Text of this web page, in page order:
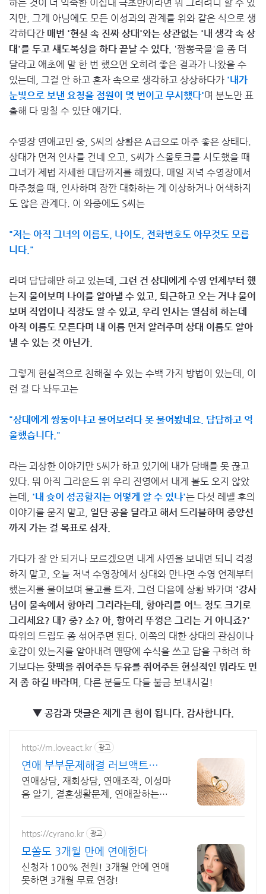
하는 것이 더 익숙한 이십대 극초반이라면 뭐 그러려니 할 수 있
지만, 그게 아님에도 모든 이성과의 관계를 위와 같은 식으로 생
각하다간 매번 '현실 속 진짜 상대'와는 상관없는 '내 생각 속 상
대'를 두고 섀도복싱을 하다 끝날 수 있다. '짬뽕국물'을 좀 더
달라고 애초에 말 한 번 했으면 오히려 좋은 결과가 나왔을 수
있는데, 그걸 안 하고 혼자 속으로 생각하고 상상하다가 '내가
눈빛으로 보낸 요청을 점원이 몇 번이고 무시했다'며 분노만 표
출해 다 망칠 수 있단 얘기다.
수영장 연애고민 중, S씨의 상황은 A급으로 아주 좋은 상태다.
상대가 먼저 인사를 건네 오고, S씨가 스몰토크를 시도했을 때
그녀가 제법 자세한 대답까지를 해줬다. 매일 저녁 수영장에서
마주쳤을 때, 인사하며 잠깐 대화하는 게 이상하거나 어색하지
도 않은 관계다. 이 와중에도 S씨는
"저는 아직 그녀의 이름도, 나이도, 전화번호도 아무것도 모릅
니다."
라며 답답해만 하고 있는데, 그런 건 상대에게 수영 언제부터 했
는지 물어보며 나이를 알아낼 수 있고, 퇴근하고 오는 거냐 물어
보며 직업이나 직장도 알 수 있고, 우리 인사는 열심히 하는데
아직 이름도 모른다며 내 이름 먼저 알려주며 상대 이름도 알아
낼 수 있는 것 아닌가.
그렇게 현실적으로 친해질 수 있는 수백 가지 방법이 있는데, 이
런 걸 다 놔두고는
"상대에게 쌍둥이냐고 물어보려다 못 물어봤네요. 답답하고 억
울했습니다."
라는 괴상한 이야기만 S씨가 하고 있기에 내가 담배를 못 끊고
있다. 뭐 아직 그라운드 위 우리 진영에서 내게 볼도 오지 않았
는데, '내 슛이 성공할지는 어떻게 알 수 있냐'는 다섯 레벨 후의
이야기를 묻지 말고, 일단 공을 달라고 해서 드리블하며 중앙선
까지 가는 걸 목표로 삼자.
가다가 잘 안 되거나 모르겠으면 내게 사연을 보내면 되니 걱정
하지 말고, 오늘 저녁 수영장에서 상대와 만나면 수영 언제부터
했는지를 물어보며 물고를 트자. 그런 다음에 상황 봐가며 '강사
님이 물속에서 항아리 그리라는데, 항아리를 어느 정도 크기로
그리세요? 대? 중? 소? 아, 항아리 뚜껑은 그리는 거 아니죠?'
따위의 드립도 좀 섞어주면 된다. 이쪽의 대한 상대의 관심이나
호감이 있는지를 알아내려 맨땅에 수식을 쓰고 답을 구하려 하
기보다는 핫팩을 쥐어주든 두유를 쥐어주든 현실적인 뭐라도 먼
저 좀 하길 바라며
, 다른 분들도 다들 불금 보내시길!
▼ 공감과 댓글은 제게 큰 힘이 됩니다. 감사합니다.
http://m.loveact.kr 광고
연애 부부문제해결 러브액트
2011년 개업 12년 전통
연애상담, 재회상담, 연애조작, 이성마
음 알기, 결혼생활문제, 연애잘하는법
립니다.
https://cyrano.kr 광고
모쏠도 3개월 만에 연애한다
신청자 100% 전원! 3개월 안에 연애
못하면 3개월 무료 연장!